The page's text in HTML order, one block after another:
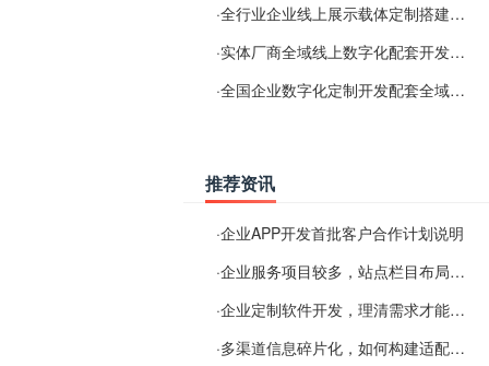
·全行业企业线上展示载体定制搭建服务
·实体厂商全域线上数字化配套开发与地域检索优化服务
·全国企业数字化定制开发配套全域搜索优化服务
推荐资讯
·企业APP开发首批客户合作计划说明
·企业服务项目较多，站点栏目布局规划参考思路
·企业定制软件开发，理清需求才能提升数字化落地效率
·多渠道信息碎片化，如何构建适配 AI 检索的品牌信息源